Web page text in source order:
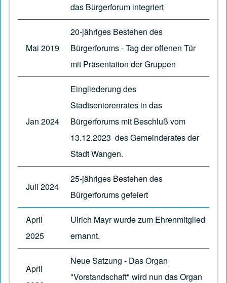
das Bürgerforum integriert
Mai 2019
20-jähriges Bestehen des
Bürgerforums - Tag der offenen Tür
mit Präsentation der Gruppen
Jan 2024
Eingliederung des
Stadtseniorenrates in das
Bürgerforums mit Beschluß vom
13.12.2023 des Gemeinderates der
Stadt Wangen.
Juli 2024
25-jähriges Bestehen des
Bürgerforums gefeiert
April
2025
Ulrich Mayr wurde zum Ehrenmitglied
ernannt.
April
Neue Satzung - Das Organ
"Vorstandschaft" wird nun das Organ